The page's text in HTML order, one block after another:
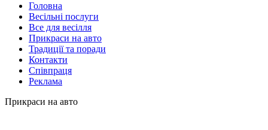
Головна
Весільні послуги
Все для весілля
Прикраси на авто
Традиції та поради
Контакти
Співпраця
Реклама
Прикраси на авто